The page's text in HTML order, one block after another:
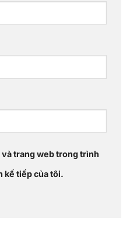
trang web trong trình
kế tiếp của tôi.